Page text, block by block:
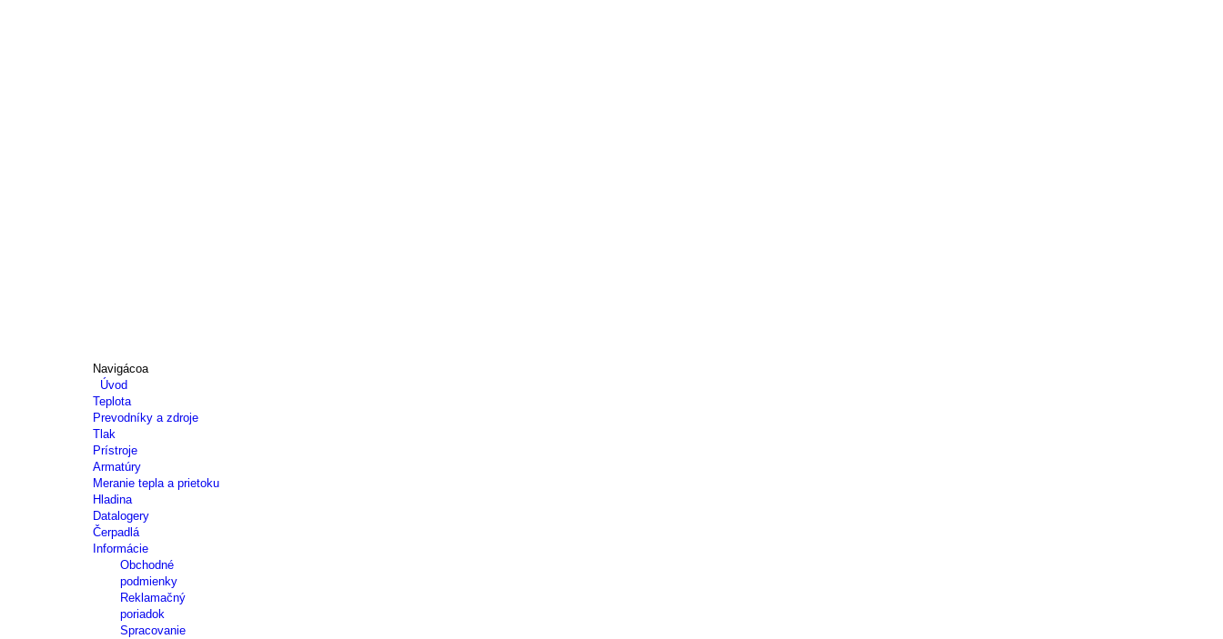
Navigácoa
Úvod
Teplota
Prevodníky a zdroje
Tlak
Prístroje
Armatúry
Meranie tepla a prietoku
Hladina
Datalogery
Čerpadlá
Informácie
Obchodné
podmienky
Reklamačný
poriadok
Spracovanie